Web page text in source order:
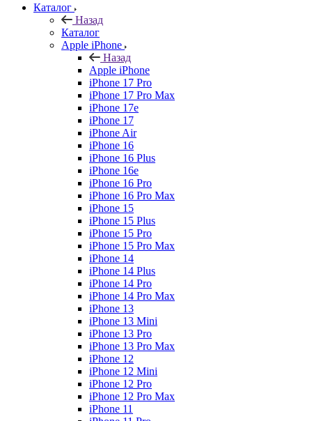
Каталог
Назад
Каталог
Apple iPhone
Назад
Apple iPhone
iPhone 17 Pro
iPhone 17 Pro Max
iPhone 17e
iPhone 17
iPhone Air
iPhone 16
iPhone 16 Plus
iPhone 16e
iPhone 16 Pro
iPhone 16 Pro Max
iPhone 15
iPhone 15 Plus
iPhone 15 Pro
iPhone 15 Pro Max
iPhone 14
iPhone 14 Plus
iPhone 14 Pro
iPhone 14 Pro Max
iPhone 13
iPhone 13 Mini
iPhone 13 Pro
iPhone 13 Pro Max
iPhone 12
iPhone 12 Mini
iPhone 12 Pro
iPhone 12 Pro Max
iPhone 11